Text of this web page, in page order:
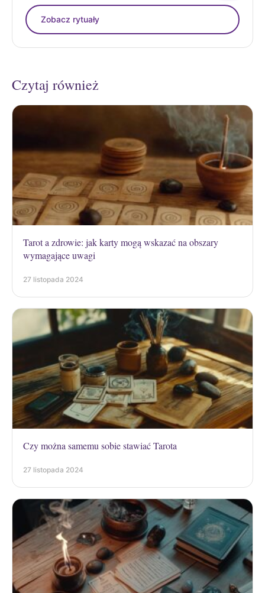
Zobacz rytuały
Czytaj również
Tarot a zdrowie: jak karty mogą wskazać na obszary
wymagające uwagi
27 listopada 2024
Czy można samemu sobie stawiać Tarota
27 listopada 2024